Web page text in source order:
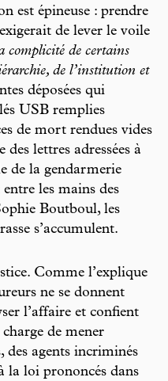
est épineuse : prendre
de lever le voile
complicité de certains
de l’institution et
déposées qui
USB remplies
de mort rendues vides
lettres adressées à
de la gendarmerie
les mains des
Boutboul, les
s’accumulent.
Comme l’explique
ne se donnent
l’affaire et confient
de mener
des agents incriminés
la loi prononcés dans